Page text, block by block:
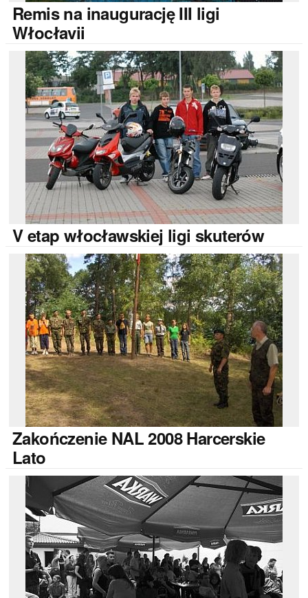
Remisna inaugurację III ligi
Włocłavii
Vetap włocławskiej ligi skuterów
ZakończenieNAL 2008 Harcerskie
Lato